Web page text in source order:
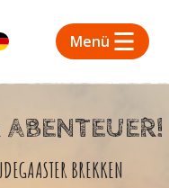
Menü
BREKKEN